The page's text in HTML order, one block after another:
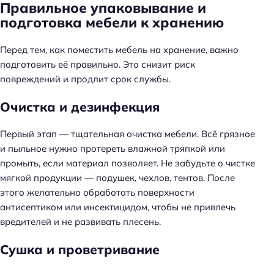
Правильное упаковывание и
подготовка мебели к хранению
Перед тем, как поместить мебель на хранение, важно
подготовить её правильно. Это снизит риск
повреждений и продлит срок службы.
Очистка и дезинфекция
Первый этап — тщательная очистка мебели. Всё грязное
и пыльное нужно протереть влажной тряпкой или
промыть, если материал позволяет. Не забудьте о чистке
мягкой продукции — подушек, чехлов, тентов. После
этого желательно обработать поверхности
антисептиком или инсектицидом, чтобы не привлечь
вредителей и не развивать плесень.
Сушка и проветривание